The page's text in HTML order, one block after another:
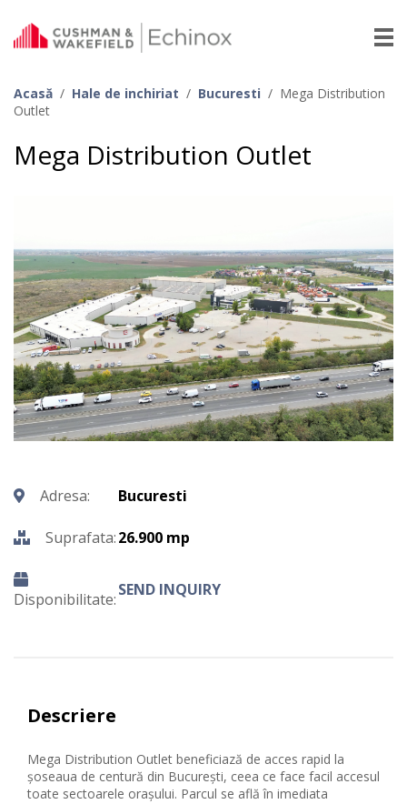
Acasă / Hale de inchiriat / Bucuresti / Mega Distribution
Outlet
Mega Distribution Outlet
Adresa: Bucuresti
Suprafata:26.900 mp
Disponibilitate:SEND INQUIRY
Descriere
Mega Distribution Outlet beneficiază de acces rapid la
șoseaua de centură din București, ceea ce face facil accesul
toate sectoarele orașului. Parcul se află în imediata